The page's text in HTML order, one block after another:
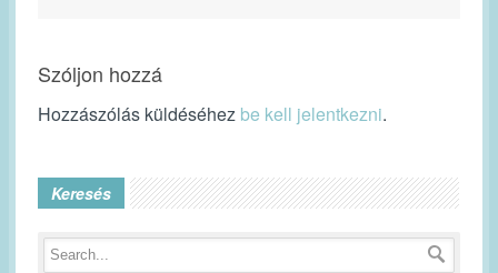
Szóljon hozzá
Hozzászólás küldéséhez be kell jelentkezni.
Keresés